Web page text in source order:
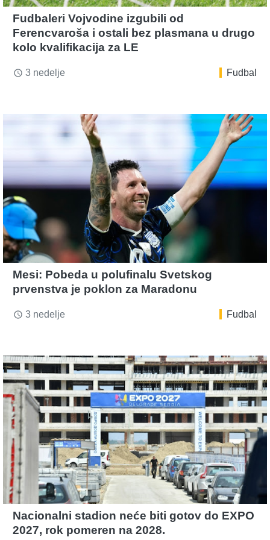
Fudbaleri Vojvodine izgubili od
Ferencvaroša i ostali bez plasmana u drugo
kolo kvalifikacija za LE
access_time 3 nedelje Fudbal
Mesi: Pobeda u polufinalu Svetskog
prvenstva je poklon za Maradonu
access_time 3 nedelje Fudbal
Nacionalni stadion neće biti gotov do EXPO
2027, rok pomeren na 2028.